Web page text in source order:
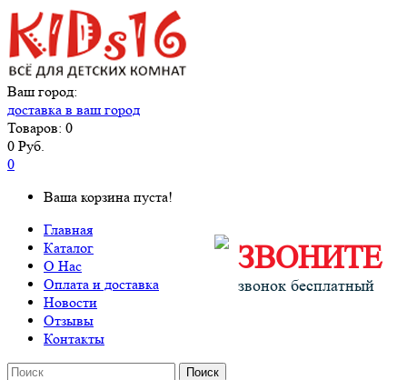
Ваш город:
доставка в ваш город
Товаров: 0
0 Руб.
0
Ваша корзина пуста!
ЗВОНИТЕ
звонок бесплатный
Главная
Каталог
О Нас
Оплата и доставка
Новости
Отзывы
Контакты
Поиск